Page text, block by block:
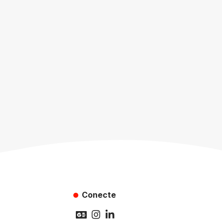
Conecte